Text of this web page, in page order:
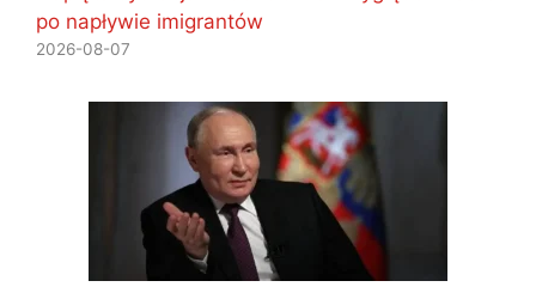
po napływie imigrantów
2026-08-07